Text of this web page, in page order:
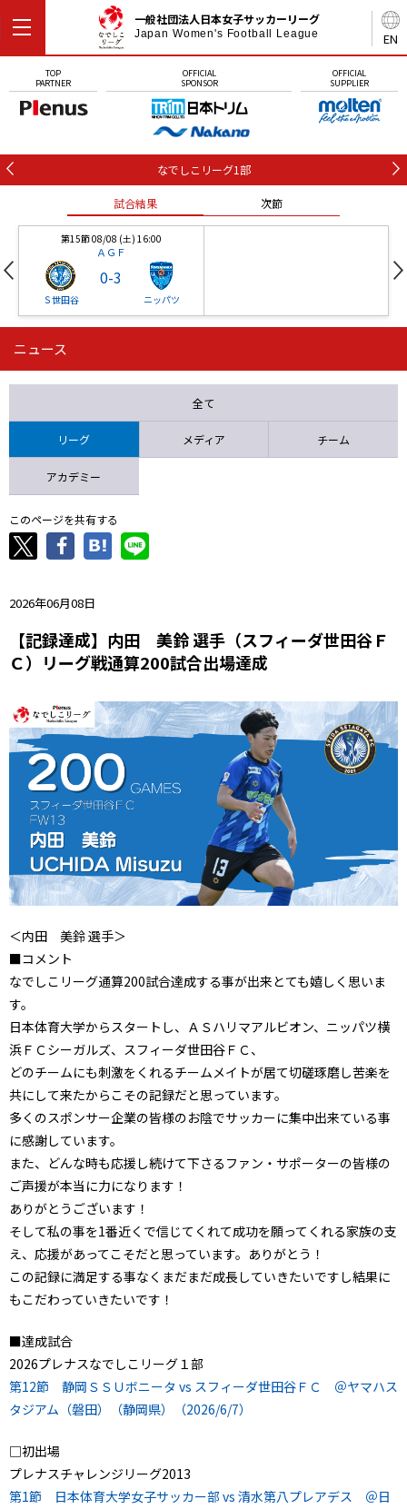
EN
一般社団法人日本女子サッカーリーグ
Japan Women's Football League
TOP
PARTNER
OFFICIAL
SPONSOR
OFFICIAL
SUPPLIER
なでしこリーグ1部
試合結果 次節
第15節 08/08 (土) 16:00
ＡＧＦ
Ｓ世田谷
0-3
ニッパツ
第16節 09/05 (土) 15:00
ニッパツ 石人の星
ニュース
全て
リーグ メディア チーム
アカデミー
このページを共有する
2026年06月08日
【記録達成】内田 美鈴 選手（スフィーダ世田谷Ｆ
Ｃ）リーグ戦通算200試合出場達成
＜内田 美鈴 選手＞
■コメント
なでしこリーグ通算200試合達成する事が出来とても嬉しく思いま
す。
日本体育大学からスタートし、ＡＳハリマアルビオン、ニッパツ横
浜ＦＣシーガルズ、スフィーダ世田谷ＦＣ、
どのチームにも刺激をくれるチームメイトが居て切磋琢磨し苦楽を
共にして来たからこその記録だと思っています。
多くのスポンサー企業の皆様のお陰でサッカーに集中出来ている事
に感謝しています。
また、どんな時も応援し続けて下さるファン・サポーターの皆様の
ご声援が本当に力になります！
ありがとうございます！
そして私の事を1番近くで信じてくれて成功を願ってくれる家族の支
え、応援があってこそだと思っています。ありがとう！
この記録に満足する事なくまだまだ成長していきたいですし結果に
もこだわっていきたいです！
■達成試合
2026プレナスなでしこリーグ１部
第12節 静岡ＳＳＵボニータ vs スフィーダ世田谷ＦＣ ＠ヤマハス
タジアム（磐田）（静岡県）（2026/6/7）
□初出場
プレナスチャレンジリーグ2013
第1節 日本体育大学女子サッカー部 vs 清水第八プレアデス ＠日